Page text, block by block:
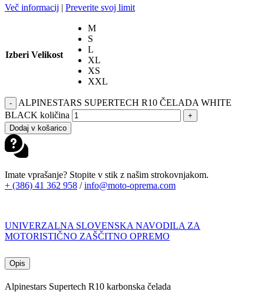
Več informacij | Preverite svoj limit
Izberi Velikost
M
S
L
XL
XS
XXL
-
ALPINESTARS SUPERTECH R10 ČELADA WHITE
BLACK količina
+
Dodaj v košarico
Imate vprašanje? Stopite v stik z našim strokovnjakom.
+ (386) 41 362 958 /info@moto-oprema.com
UNIVERZALNA SLOVENSKA NAVODILA ZA
MOTORISTIČNO ZAŠČITNO OPREMO
Opis
Alpinestars Supertech R10 karbonska čelada